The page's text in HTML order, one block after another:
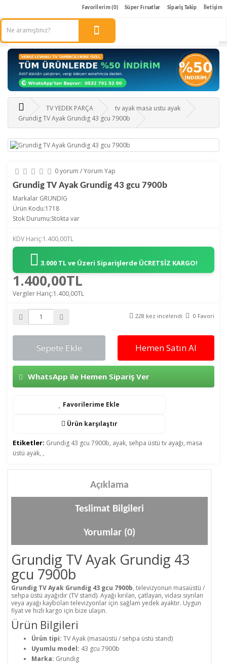
Favorilerim (0) Süper Fırsatlar Sipariş Takip İletişim
TV YEDEK PARÇA
tv ayak masa ustu ayak
Grundig TV Ayak Grundig 43 gcu 7900b
0 yorum /Yorum Yap
Grundig TV Ayak Grundig 43 gcu 7900b
Markalar GRUNDIG
Ürün Kodu:1718
Stok Durumu:Stokta var
KDV Hariç:1.400,00TL
3.000 TL ve Üzeri Siparişlerde ÜCRETSİZ KARGO!
1.400,00TL
Vergiler Hariç:1.400,00TL
228 kez incelendi 0 Favori
Sepete Ekle Hemen Satın Al
WhatsApp ile Hemen Sipariş Ver
Favorilerime Ekle
Ürün karşılaştır
Etiketler: Grundig 43 gcu 7900b, ayak, sehpa üstü tv ayağı, masa
üstü ayak, ,
Açıklama
Teslimat Bilgileri
Yorumlar (0)
Grundig TV Ayak Grundig 43
gcu 7900b
Grundig TV Ayak Grundig 43 gcu 7900b, televizyonun masaüstü /
sehpa üstü ayağıdır (TV stand). Ayağı kırılan, çatlayan, vidası sıyrılan
veya ayağı kaybolan televizyonlar için sağlam yedek ayaktır. Uygun
fiyat ve hızlı kargo için bize ulaşın.
Ürün Bilgileri
Ürün tipi: TV Ayak (masaüstü / sehpa üstü stand)
Uyumlu model: 43 gcu 7900b
Marka: Grundig